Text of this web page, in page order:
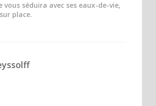
séduira avec ses eaux-de-vie,
place.